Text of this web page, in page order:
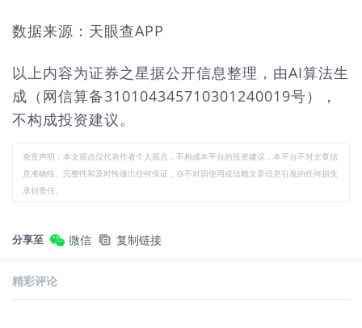
数据来源：天眼查APP
以上内容为证券之星据公开信息整理，由AI算法生
成（网信算备310104345710301240019号），
不构成投资建议。
免责声明：本文观点仅代表作者个人观点，不构成本平台的投资建议，本平台不对文章信
息准确性、完整性和及时性做出任何保证，亦不对因使用或信赖文章信息引发的任何损失
承担责任。
分享至 微信 复制链接
精彩评论